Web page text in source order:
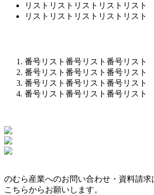
リストリストリストリストリスト
リストリストリストリストリスト
番号リスト番号リスト番号リスト
番号リスト番号リスト番号リスト
番号リスト番号リスト番号リスト
番号リスト番号リスト番号リスト
のむら産業へのお問い合わせ・資料請求
こちらからお願いします。